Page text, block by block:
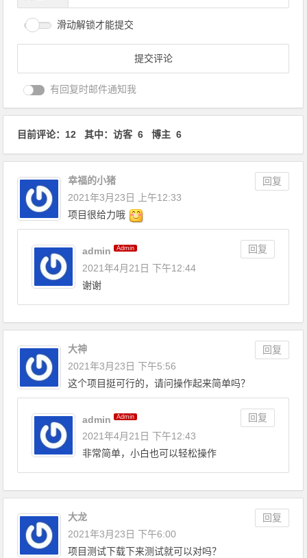
滑动解锁才能提交
有回复时邮件通知我
目前评论：12 其中：访客 6 博主 6
幸福的小猪
回复
2021年3月23日 上午12:33
项目很给力哦
admin Admin
回复
2021年4月21日 下午12:44
谢谢
大神
回复
2021年3月23日 下午5:56
这个项目挺可行的，请问操作起来简单吗？
admin Admin
回复
2021年4月21日 下午12:43
非常简单，小白也可以轻松操作
大龙
回复
2021年3月23日 下午6:00
项目测试下载下来测试就可以对吗？